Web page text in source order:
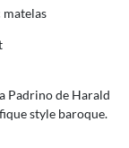
matelas
Padrino de Harald
style baroque.